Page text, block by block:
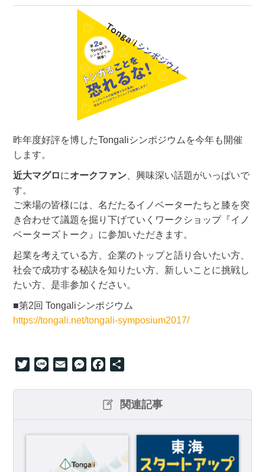
昨年度好評を博したTongaliシンポジウムを今年も開催
します。
近大マグロにオークファン 、興味深い話題がいっぱいで
す。
ご来場の皆様には、名だたるイノベーターたちと膝を突
き合わせて議題を掘り下げていくワークショップ『イノ
ベーターズトーク』に参加いただきます。
起業を考えている方、企業のトップと語り合いたい方、
社会で成功する秘訣を知りたい方、新しいことに挑戦し
たい方、是非参加ください。
■第2回 Tongaliシンポジウム
https://tongali.net/tongali-symposium2017/
TwitterLine Email Messenger
Facebook
関連記事